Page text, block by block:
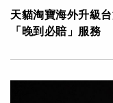
天貓淘寶海外升級
「晚到必賠」服務